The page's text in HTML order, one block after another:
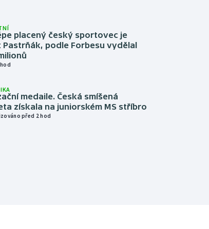
placený český sportovec je
Pastrňák, podle Forbesu vydělal
medaile. Česká smíšená
získala na juniorském MS stříbro
před 2 hod